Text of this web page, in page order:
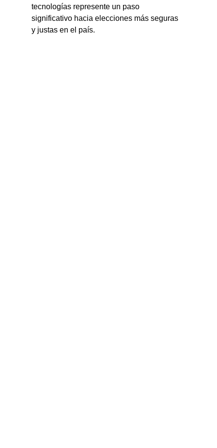
tecnologías represente un paso
significativo hacia elecciones más seguras
y justas en el país.